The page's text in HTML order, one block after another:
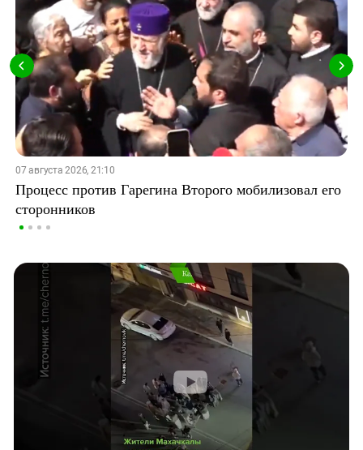
07 августа 2026, 21:10
Процесс против Гарегина Второго мобилизовал его
сторонников